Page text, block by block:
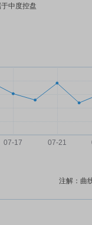
中度控盘
注解：曲